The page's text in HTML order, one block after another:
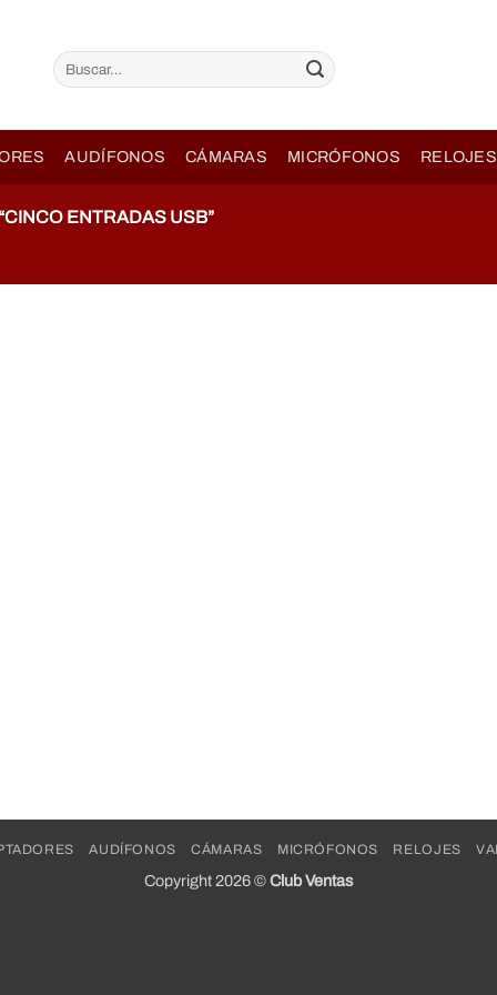
Buscar
por:
AUDÍFONOS CÁMARAS MICRÓFONOS RELOJES
ENTRADAS USB”
AUDÍFONOS CÁMARAS MICRÓFONOS RELOJES
Copyright 2026 ©Club Ventas